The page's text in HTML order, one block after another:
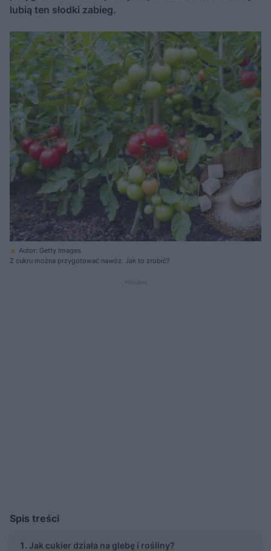
lubią ten słodki zabieg.
Autor: Getty Images
Z cukru można przygotować nawóz. Jak to zrobić?
Spis treści
Jak cukier działa na glebę i rośliny?